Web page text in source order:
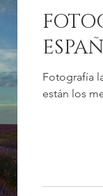
Fotografía
están los